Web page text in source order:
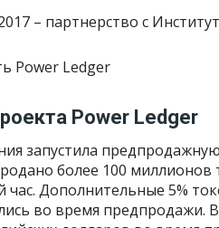
– партнерство с
Power Ledger
запустила
более 100 миллионов
час. Дополнительные 5%
во время предпродажи.